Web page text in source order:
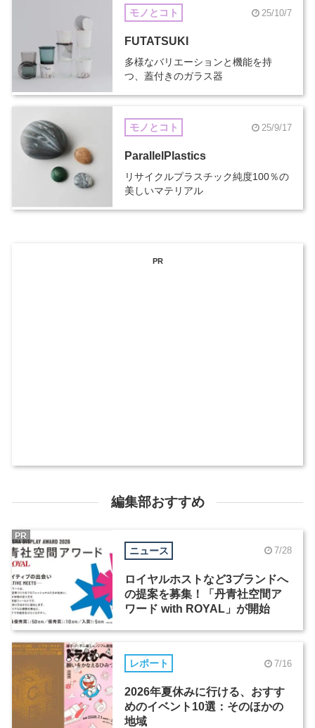
モノとコト 25/10/7
FUTATSUKI
多様なバリエーションと機能を持
つ、蓋付きのガラス器
モノとコト 25/9/17
ParallelPlastics
リサイクルプラスチック純度100％の
美しいマテリアル
PR
編集部おすすめ
ニュース 7/28
ロイヤルホストなど3ブランドへ
の提案を募集！「丹青社空間ア
ワード with ROYAL」が開始
PR
レポート 7/16
2026年夏休みに行ける、おすす
めのイベント10選：そのほかの
地域